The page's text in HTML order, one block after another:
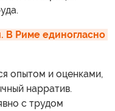
В Риме единогласно
опытом и оценками,
нарратив.
с трудом